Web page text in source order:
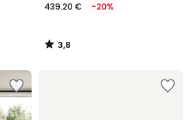
439.20 € -20%
3,8
/